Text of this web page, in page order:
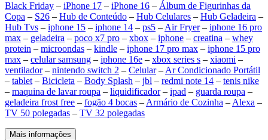
Black Friday – iPhone 17 – iPhone 16 – Álbum de Figurinhas da
Copa – S26 – Hub de Conteúdo – Hub Celulares – Hub Geladeira –
Hub Tvs – iphone 15 – iphone 14 – ps5 – Air Fryer– iphone 16 pro
max – geladeira – poco x7 pro – xbox – iphone – creatina – whey
protein – microondas – kindle – iphone 17 pro max – iphone 15 pro
max – celular samsung – iphone 16e – xbox series s – xiaomi –
ventilador– nintendo switch 2 – Celular– Ar Condicionado Portátil
– tablet – Bicicleta – Body Splash – jbl – redmi note 14 – tenis nike
– maquina de lavar roupa – liquidificador– ipad – guarda roupa –
geladeira frost free – fogão 4 bocas – Armário de Cozinha – Alexa –
TV 50 polegadas – TV 32 polegadas
Mais informações